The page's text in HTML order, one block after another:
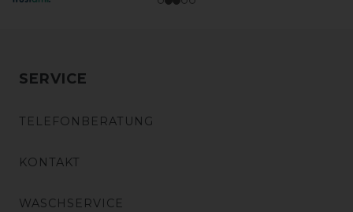
SERVICE
TELEFONBERATUNG
KONTAKT
WASCHSERVICE